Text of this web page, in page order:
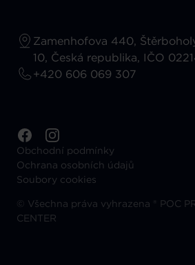
Zamenhofova 440,
10, Česká republika, IČO
+420 606 069 307
Obchodní podmínky
Ochrana osobních údajů
Soubory cookies
© Všechna práva vyhrazena ® POC
CENTER